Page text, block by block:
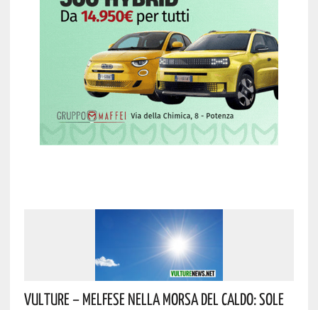
Vulture – Melfese Nella Morsa Del Caldo: Sole